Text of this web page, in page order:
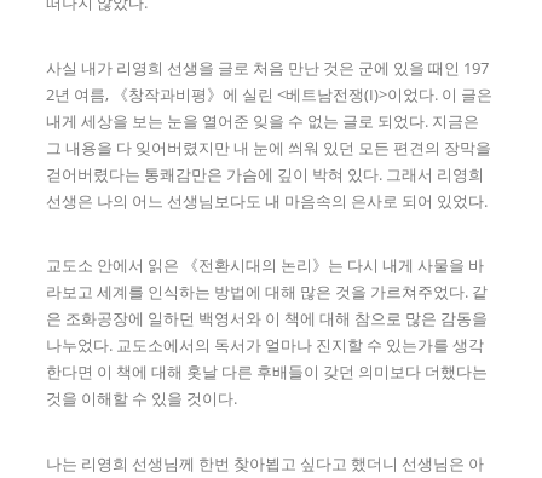
사실 내가 리영희 선생을 글로 처음 만난 것은 군에 있을 때인 197
2년 여름, 《창작과비평》에 실린 <베트남전쟁(I)>이었다. 이 글은
내게 세상을 보는 눈을 열어준 잊을 수 없는 글로 되었다. 지금은
그 내용을 다 잊어버렸지만 내 눈에 씌워 있던 모든 편견의 장막을
걷어버렸다는 통쾌감만은 가슴에 깊이 박혀 있다. 그래서 리영희
선생은 나의 어느 선생님보다도 내 마음속의 은사로 되어 있었다.
교도소 안에서 읽은 《전환시대의 논리》는 다시 내게 사물을 바
라보고 세계를 인식하는 방법에 대해 많은 것을 가르쳐주었다. 같
은 조화공장에 일하던 백영서와 이 책에 대해 참으로 많은 감동을
나누었다. 교도소에서의 독서가 얼마나 진지할 수 있는가를 생각
한다면 이 책에 대해 홋날 다른 후배들이 갖던 의미보다 더했다는
것을 이해할 수 있을 것이다.
나는 리영희 선생님께 한번 찾아뵙고 싶다고 했더니 선생님은 아